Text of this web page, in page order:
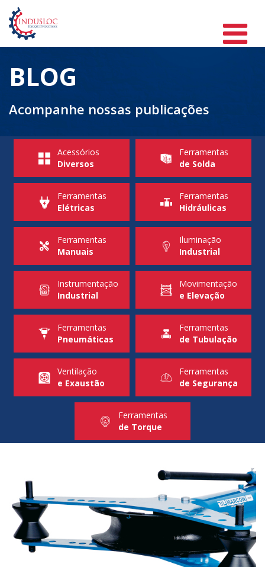
BLOG
Acompanhe nossas publicações
Acessórios
Diversos
Ferramentas
de Solda
Ferramentas
Elétricas
Ferramentas
Hidráulicas
Ferramentas
Manuais
Iluminação
Industrial
Instrumentação
Industrial
Movimentação
e Elevação
Ferramentas
Pneumáticas
Ferramentas
de Tubulação
Ventilação
e Exaustão
Ferramentas
de Segurança
Ferramentas
de Torque